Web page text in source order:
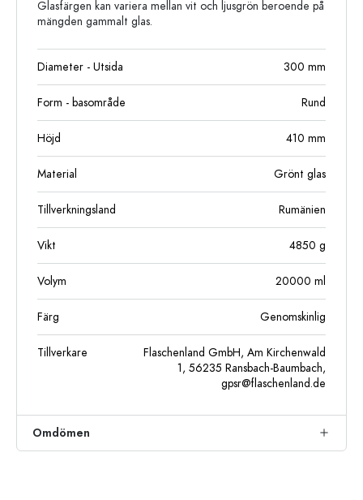
Glasfärgen kan variera mellan vit och ljusgrön beroende på
mängden gammalt glas.
Diameter - Utsida 300 mm
Form - basområde Rund
Höjd 410 mm
Material Grönt glas
Tillverkningsland Rumänien
Vikt 4850 g
Volym 20000 ml
Färg Genomskinlig
Tillverkare
Flaschenland GmbH, Am Kirchenwald
1, 56235 Ransbach-Baumbach,
gpsr@flaschenland.de
Omdömen